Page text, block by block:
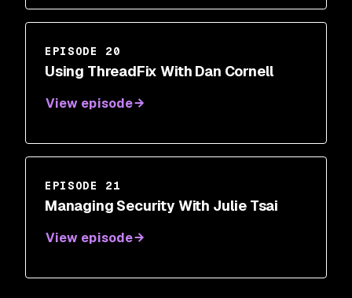
EPISODE 20
Using ThreadFix With Dan Cornell
View episode
EPISODE 21
Managing Security With Julie Tsai
View episode